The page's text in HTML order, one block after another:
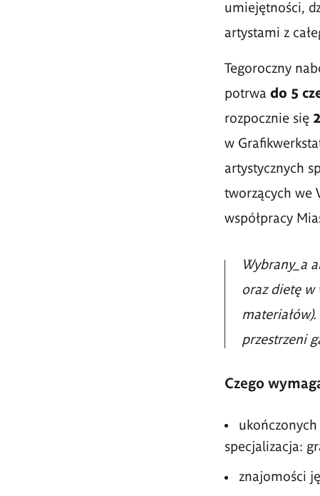
umiejętności,
artystami z
Tegoroczny
potrwa do 5
rozpocznie się
w
artystycznych
tworzących we
współpracy
Wybrany_a
oraz dietę w
przestrzeni
Czego
specjalizacja:
znajomości